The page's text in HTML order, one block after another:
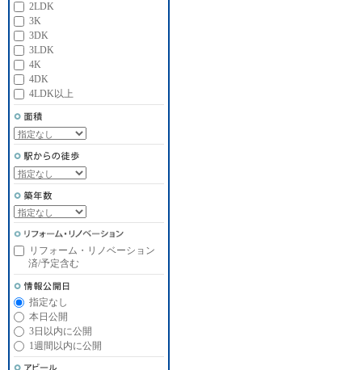
2LDK
3K
3DK
3LDK
4K
4DK
4LDK以上
リフォーム・リノベーション
済/予定含む
指定なし
本日公開
3日以内に公開
1週間以内に公開